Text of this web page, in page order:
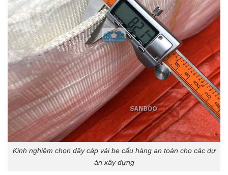
Kinh nghiệm chọn dây cáp vải bẹ cẩu hàng an toàn cho các dự
án xây dựng